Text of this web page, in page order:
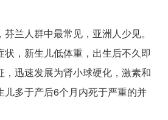
兰人群中最常见，亚洲人少见。
状，新生儿低体重，出生后不久即
，迅速发展为肾小球硬化，激素和
儿多于产后6个月内死于严重的并